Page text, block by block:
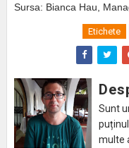
Sursa: Bianca Hau,
Etichete
Sunt
multe